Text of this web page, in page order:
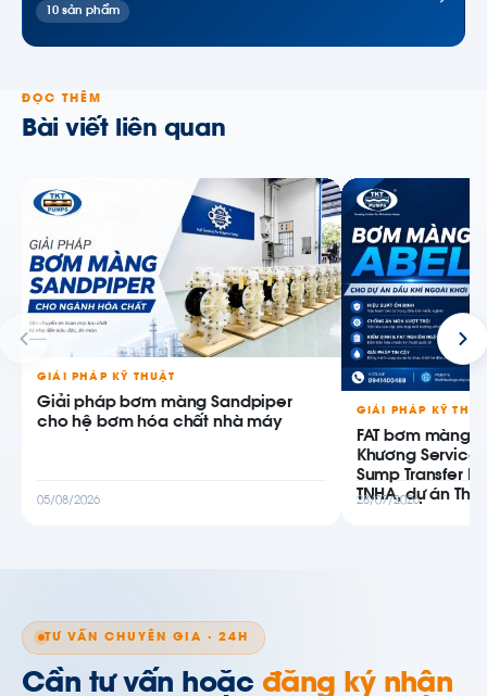
10 sản phẩm
ĐỌC THÊM
Bài viết liên quan
GIẢI PHÁP KỸ THUẬT
Giải pháp bơm màng Sandpiper
cho hệ bơm hóa chất nhà máy
05/08/2026
GIẢI PHÁP KỸ
FAT bơm màng
Khương
Sump Transfer
TNHA, dự án
28/07/2026
TƯ VẤN CHUYÊN GIA · 24H
Cần tư vấn hoặc đăng ký nhận